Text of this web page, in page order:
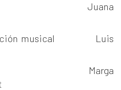
Juana
musical Luis
Marga